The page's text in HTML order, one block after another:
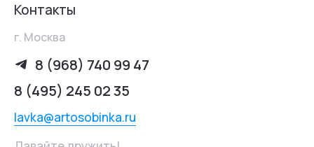
Контакты
г. Москва
8 (968) 740 99 47
8 (495) 245 02 35
lavka@artosobinka.ru